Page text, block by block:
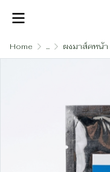
Home ... ผงมาส์คหน้า